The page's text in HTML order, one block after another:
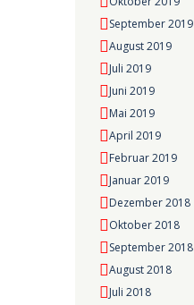
September 2019
August 2019
Juli 2019
Juni 2019
Mai 2019
April 2019
Februar 2019
Januar 2019
Dezember 2018
Oktober 2018
September 2018
August 2018
Juli 2018